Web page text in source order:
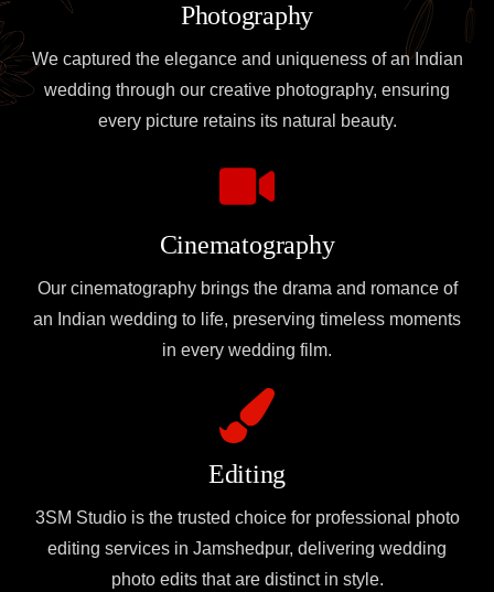
Photography
We captured the elegance and uniqueness of an Indian
wedding through our creative photography, ensuring
every picture retains its natural beauty.
Cinematography
Our cinematography brings the drama and romance of
an Indian wedding to life, preserving timeless moments
in every wedding film.
Editing
3SM Studio is the trusted choice for professional photo
editing services in Jamshedpur, delivering wedding
photo edits that are distinct in style.